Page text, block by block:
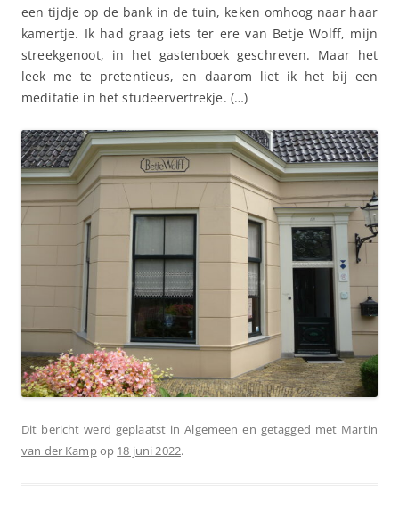
een tijdje op de bank in de tuin, keken omhoog naar haar
kamertje. Ik had graag iets ter ere van Betje Wolff, mijn
streekgenoot, in het gastenboek geschreven. Maar het
leek me te pretentieus, en daarom liet ik het bij een
meditatie in het studeervertrekje. (…)
Dit bericht werd geplaatst inAlgemeen en getagged met Martin
van der Kampop 18 juni 2022.